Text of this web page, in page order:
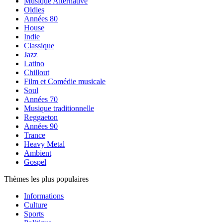
Oldies
Années 80
House
Indie
Classique
Jazz
Latino
Chillout
Film et Comédie musicale
Soul
Années 70
Musique traditionnelle
Reggaeton
Années 90
Trance
Heavy Metal
Ambient
Gospel
Thèmes les plus populaires
Informations
Culture
Sports